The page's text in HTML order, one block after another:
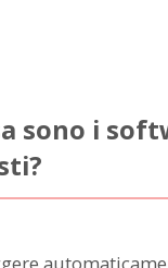
sono i